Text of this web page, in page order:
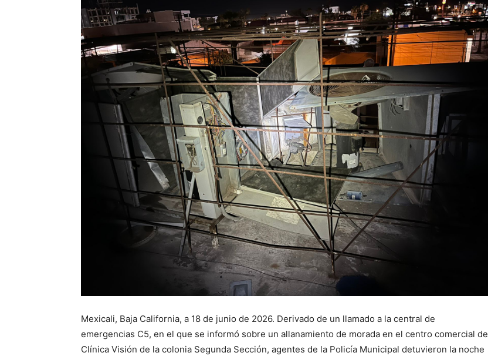
Mexicali, Baja California, a 18 de junio de 2026. Derivado de un llamado a la central de
emergencias C5, en el que se informó sobre un allanamiento de morada en el centro comercial de
Clínica Visión de la colonia Segunda Sección, agentes de la Policía Municipal detuvieron la noche